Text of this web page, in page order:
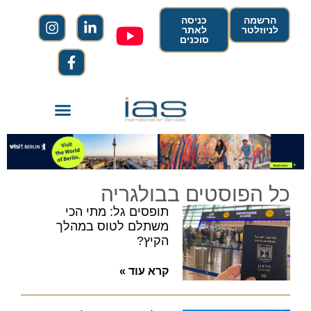
הרשמה
לניוזלטר
כניסה
לאתר
סוכנים
כל הפוסטים בבולגריה
תופסים גל: מתי הכי
משתלם לטוס במהלך
הקיץ?
קרא עוד »